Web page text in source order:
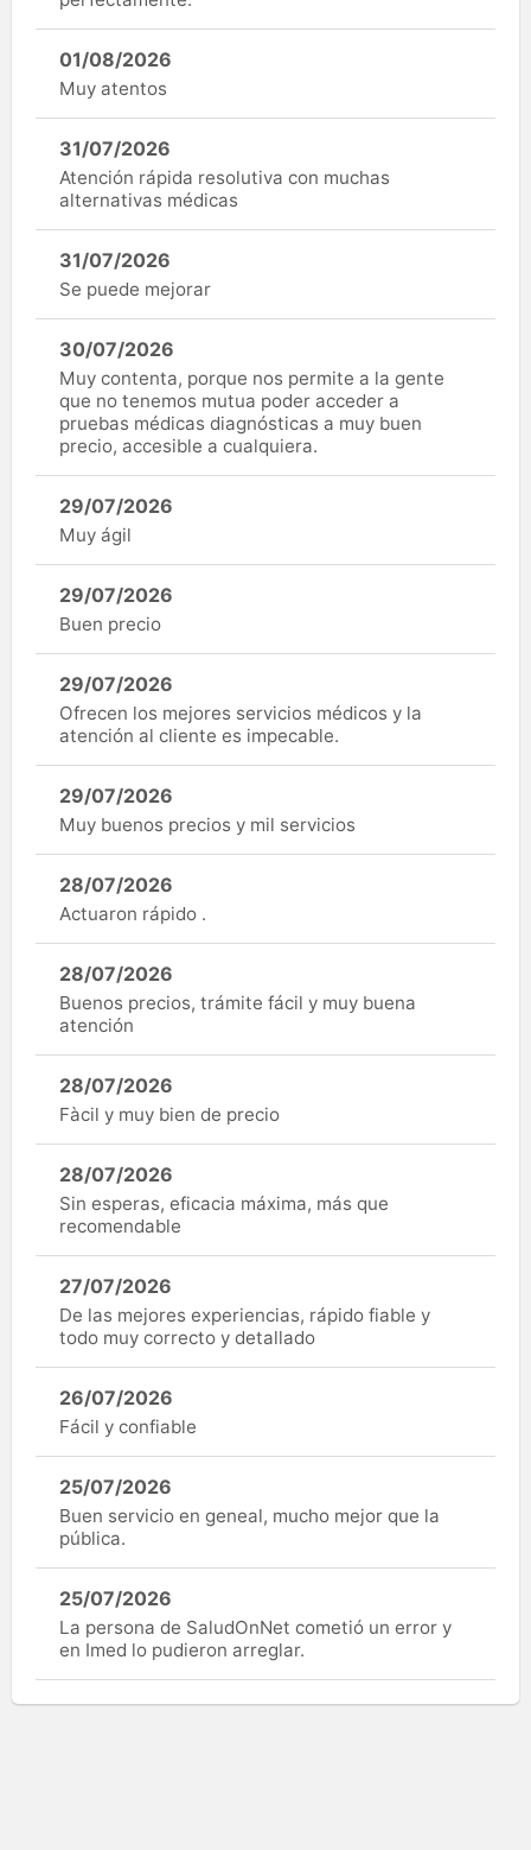
01/08/2026
Muy atentos
31/07/2026
Atención rápida resolutiva con muchas
alternativas médicas
31/07/2026
Se puede mejorar
30/07/2026
Muy contenta, porque nos permite a la gente
que no tenemos mutua poder acceder a
pruebas médicas diagnósticas a muy buen
precio, accesible a cualquiera.
29/07/2026
Muy ágil
29/07/2026
Buen precio
29/07/2026
Ofrecen los mejores servicios médicos y la
atención al cliente es impecable.
29/07/2026
Muy buenos precios y mil servicios
28/07/2026
Actuaron rápido .
28/07/2026
Buenos precios, trámite fácil y muy buena
atención
28/07/2026
Fàcil y muy bien de precio
28/07/2026
Sin esperas, eficacia máxima, más que
recomendable
27/07/2026
De las mejores experiencias, rápido fiable y
todo muy correcto y detallado
26/07/2026
Fácil y confiable
25/07/2026
Buen servicio en geneal, mucho mejor que la
pública.
25/07/2026
La persona de SaludOnNet cometió un error y
en Imed lo pudieron arreglar.